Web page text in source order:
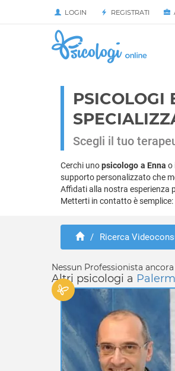
LOGIN REGISTRATI
PSICOLOGI
Scegli il tuo
Cerchi unopsicologo a Enna o
supporto personalizzato che
Affidati alla nostra esperienza
Metterti in contatto è
/ Ricerca
Nessun Professionista
Altri psicologi a